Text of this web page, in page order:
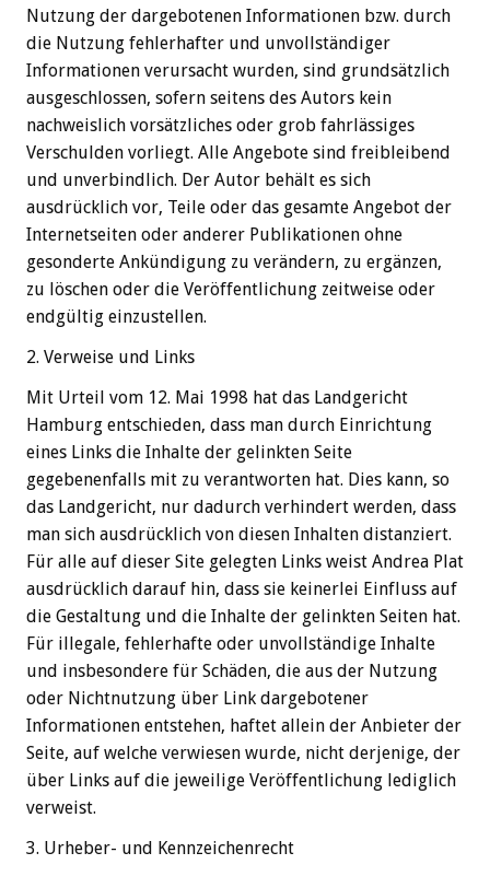
Nutzung der dargebotenen Informationen bzw. durch
die Nutzung fehlerhafter und unvollständiger
Informationen verursacht wurden, sind grundsätzlich
ausgeschlossen, sofern seitens des Autors kein
nachweislich vorsätzliches oder grob fahrlässiges
Verschulden vorliegt. Alle Angebote sind freibleibend
und unverbindlich. Der Autor behält es sich
ausdrücklich vor, Teile oder das gesamte Angebot der
Internetseiten oder anderer Publikationen ohne
gesonderte Ankündigung zu verändern, zu ergänzen,
zu löschen oder die Veröffentlichung zeitweise oder
endgültig einzustellen.
2. Verweise und Links
Mit Urteil vom 12. Mai 1998 hat das Landgericht
Hamburg entschieden, dass man durch Einrichtung
eines Links die Inhalte der gelinkten Seite
gegebenenfalls mit zu verantworten hat. Dies kann, so
das Landgericht, nur dadurch verhindert werden, dass
man sich ausdrücklich von diesen Inhalten distanziert.
Für alle auf dieser Site gelegten Links weist Andrea Plat
ausdrücklich darauf hin, dass sie keinerlei Einfluss auf
die Gestaltung und die Inhalte der gelinkten Seiten hat.
Für illegale, fehlerhafte oder unvollständige Inhalte
und insbesondere für Schäden, die aus der Nutzung
oder Nichtnutzung über Link dargebotener
Informationen entstehen, haftet allein der Anbieter der
Seite, auf welche verwiesen wurde, nicht derjenige, der
über Links auf die jeweilige Veröffentlichung lediglich
verweist.
3. Urheber- und Kennzeichenrecht